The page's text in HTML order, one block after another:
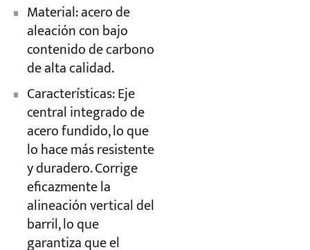
Material: acero de
aleación con bajo
contenido de carbono
de alta calidad.
Características: Eje
central integrado de
acero fundido, lo que
lo hace más resistente
y duradero. Corrige
eficazmente la
alineación vertical del
barril, lo que
garantiza que el